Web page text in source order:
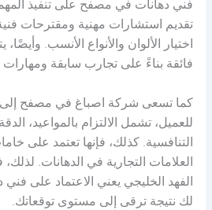
فني دهانات في مصفح على تنفيذ
تقديم استشارات مهنية ومقترحات
اختيار الألوان والأنواع الأنسب. وأيضًا،
فائقة بناءً على تجارب سابقة ومهارات
كما تسعى شركة اصباغ في مصفح إلى
للعميل، تشمل الالتزام بالمواعيد،
التنافسية. كذلك، فإنها تعتمد على
العلامات التجارية في الدهانات.
الفهد الخليجي يعني الاعتماد على
لك نتيجة ترقى إلى مستوى توقعاتك.